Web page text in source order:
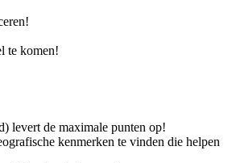
te komen!
levert de maximale punten op!
kenmerken te vinden die helpen